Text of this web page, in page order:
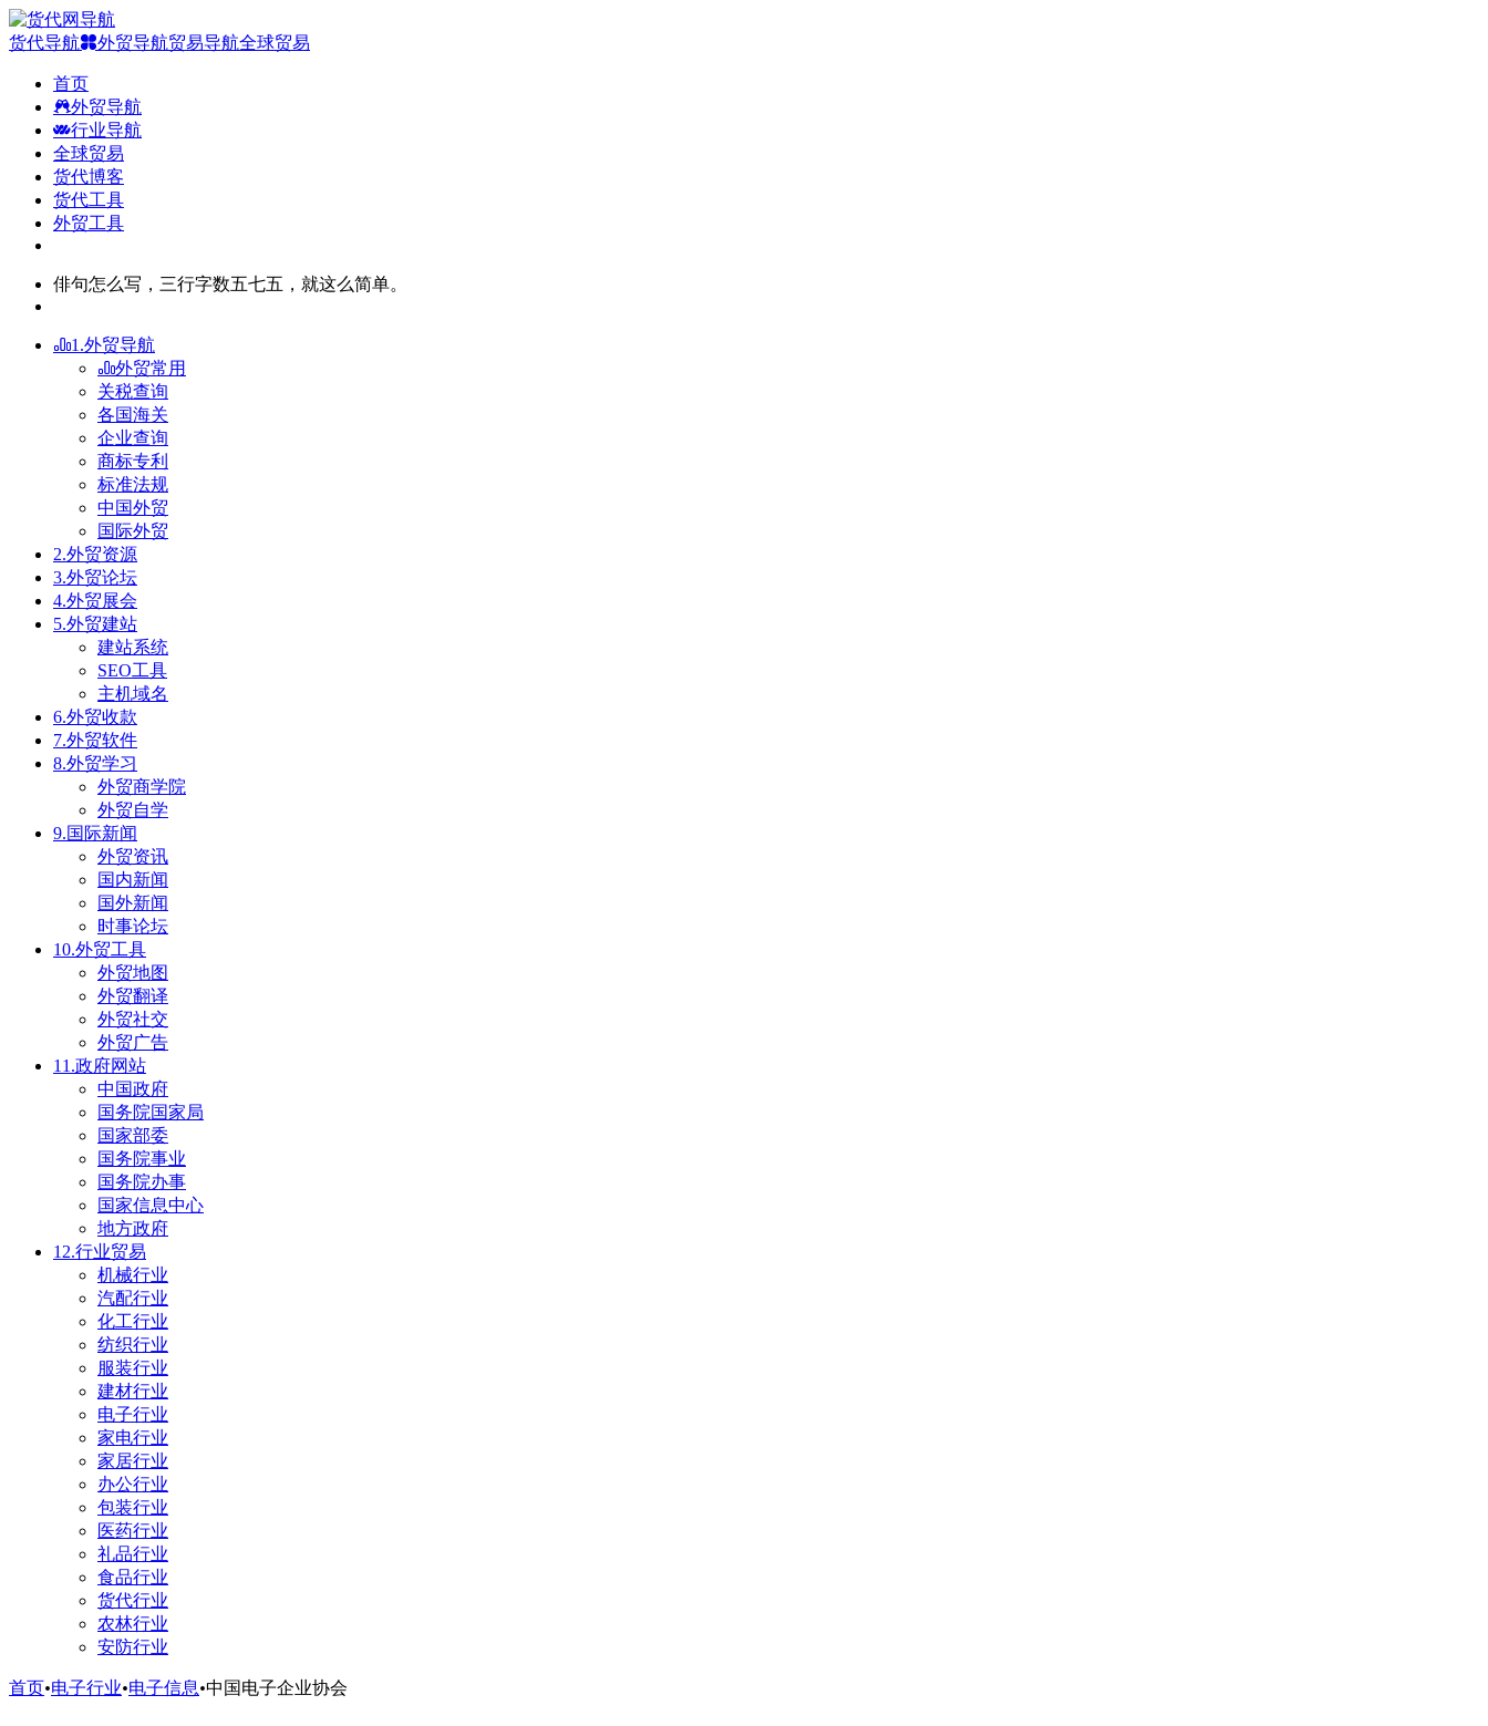
货代导航 外贸导航贸易导航全球贸易
首页
外贸导航
行业导航
全球贸易
货代博客
货代工具
外贸工具
俳句怎么写，三行字数五七五，就这么简单。
1.外贸导航
外贸常用
关税查询
各国海关
企业查询
商标专利
标准法规
中国外贸
国际外贸
2.外贸资源
3.外贸论坛
4.外贸展会
5.外贸建站
建站系统
SEO工具
主机域名
6.外贸收款
7.外贸软件
8.外贸学习
外贸商学院
外贸自学
9.国际新闻
外贸资讯
国内新闻
国外新闻
时事论坛
10.外贸工具
外贸地图
外贸翻译
外贸社交
外贸广告
11.政府网站
中国政府
国务院国家局
国家部委
国务院事业
国务院办事
国家信息中心
地方政府
12.行业贸易
机械行业
汽配行业
化工行业
纺织行业
服装行业
建材行业
电子行业
家电行业
家居行业
办公行业
包装行业
医药行业
礼品行业
食品行业
货代行业
农林行业
安防行业
首页•电子行业•电子信息•中国电子企业协会